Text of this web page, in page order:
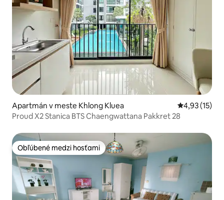
Apartmán v meste Khlong Kluea Priemerné
4,93 (15)
Proud X2 Stanica BTS Chaengwattana Pakkret 28
Obľúbené medzi hosťami
Obľúbené medzi hosťami